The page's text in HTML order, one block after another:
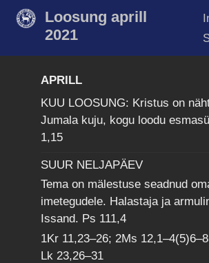
Loosung aprill
2021
APRILL
KUU LOOSUNG: Kristus on
Jumala kuju, kogu loodu
1,15
SUUR NELJAPÄEV
Tema on mälestuse seadnud
imetegudele. Halastaja ja
Issand. Ps 111,4
1Kr 11,23–26; 2Ms
Lk 23,26–31